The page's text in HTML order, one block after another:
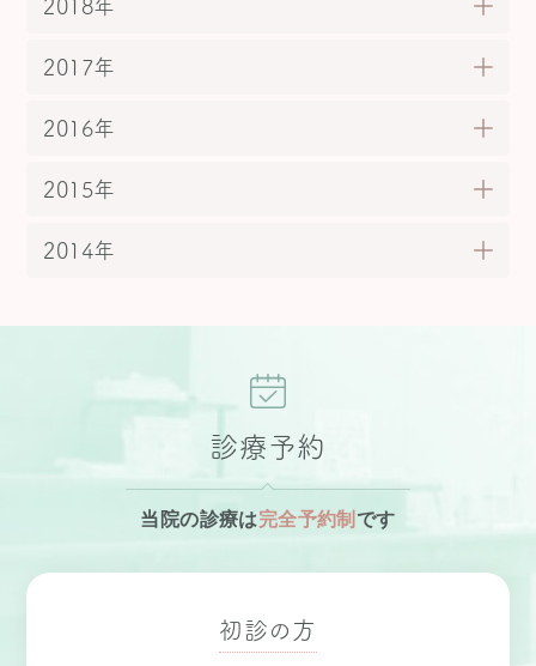
2018年
2017年
2016年
2015年
2014年
診療予約
当院の診療は完全予約制 です
初診の方